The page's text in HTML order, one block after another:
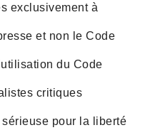
exclusivement à
et non le Code
du Code
critiques
pour la liberté